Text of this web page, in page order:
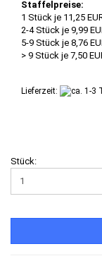
Staffelpreise:
1 Stück je 11,25
2-4 Stück je 9,99
5-9 Stück je 8,76
> 9 Stück je 7,50
Lieferzeit:
Stück: